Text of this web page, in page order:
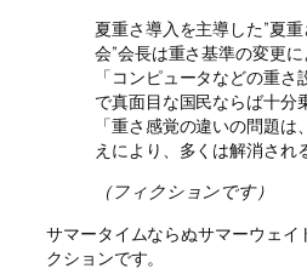
夏重さ導入を主導した”夏
会”会長は重さ基準の変更
「コンピュータなどの重
で真面目な国民ならば十分
「重さ感覚の違いの問題
えにより、多くは解消され
（フィクションです）
サマータイムならぬサマーウェイ
クションです。